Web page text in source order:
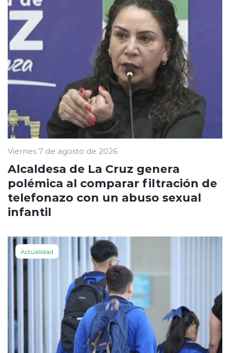
Viernes 7 de agosto de 2026
Alcaldesa de La Cruz genera
polémica al comparar filtración de
telefonazo con un abuso sexual
infantil
Actualidad